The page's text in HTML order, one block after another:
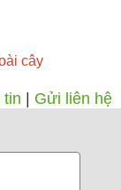
cây
Gửi liên hệ